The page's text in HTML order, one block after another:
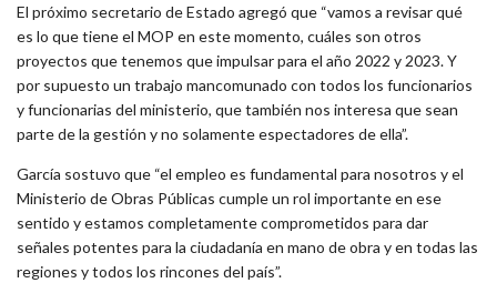
El próximo secretario de Estado agregó que “vamos a revisar qué
es lo que tiene el MOP en este momento, cuáles son otros
proyectos que tenemos que impulsar para el año 2022 y 2023. Y
por supuesto un trabajo mancomunado con todos los funcionarios
y funcionarias del ministerio, que también nos interesa que sean
parte de la gestión y no solamente espectadores de ella”.
García sostuvo que “el empleo es fundamental para nosotros y el
Ministerio de Obras Públicas cumple un rol importante en ese
sentido y estamos completamente comprometidos para dar
señales potentes para la ciudadanía en mano de obra y en todas las
regiones y todos los rincones del país”.